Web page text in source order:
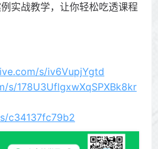
实战教学，让你轻松吃透课程
s/iv6VupjYgtd
s/178U3UflgxwXqSPXBk8kr
c34137fc79b2